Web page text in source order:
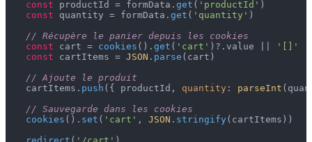
const productId = formData. get ( 'productId' )
const quantity = formData. get ( 'quantity' )
// Récupère le panier depuis les cookies
const cart = cookies (). get ( 'cart' )?. value
'[]'
const cartItems = JSON . parse (cart)
// Ajoute le produit
  cartItems.
push ({ productId, quantity : parseInt
// Sauvegarde dans les cookies
cookies (). set ( 'cart' , JSON . stringify (cartItems))